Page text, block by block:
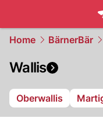
Home BärnerBär
Wallis
Oberwallis